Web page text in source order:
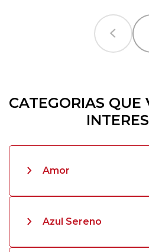
CATEGORIAS QUE
Amor
Azul Sereno